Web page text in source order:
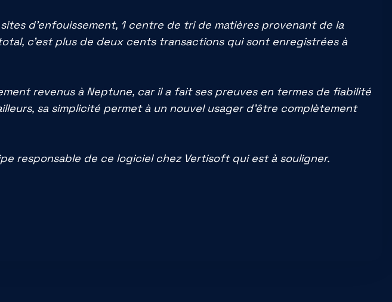
d’enfouissement, 1 centre de tri de matières provenant de la
c’est plus de deux cents transactions qui sont enregistrées à
revenus à Neptune, car il a fait ses preuves en termes de fiabilité
sa simplicité permet à un nouvel usager d’être complètement
responsable de ce logiciel chez Vertisoft qui est à souligner.